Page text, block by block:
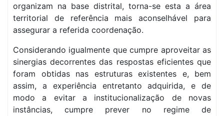
organizam na base distrital, torna-se esta a área
territorial de referência mais aconselhável para
assegurar a referida coordenação.
Considerando igualmente que cumpre aproveitar as
sinergias decorrentes das respostas eficientes que
foram obtidas nas estruturas existentes e, bem
assim, a experiência entretanto adquirida, e de
modo a evitar a institucionalização de novas
instâncias, cumpre prever no regime de